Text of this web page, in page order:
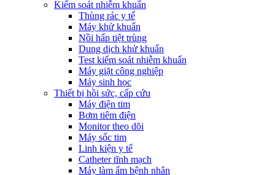
Kiểm soát nhiễm khuẩn
Thùng rác y tế
Máy khử khuẩn
Nồi hấp tiệt trùng
Dung dịch khử khuẩn
Test kiểm soát nhiễm khuẩn
Máy giặt công nghiệp
Máy sinh học
Thiết bị hồi sức, cấp cứu
Máy điện tim
Bơm tiêm điện
Monitor theo dõi
Máy sốc tim
Linh kiện y tế
Catheter tĩnh mạch
Máy làm ấm bệnh nhân